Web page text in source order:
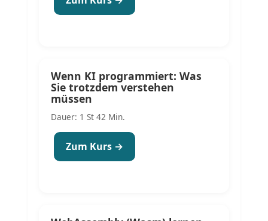
Wenn KI programmiert: Was
Sie trotzdem verstehen
müssen
Dauer: 1 St 42 Min.
Zum Kurs →